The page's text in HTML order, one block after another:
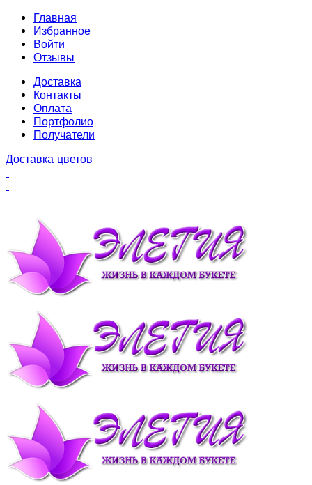
Главная
Избранное
Войти
Отзывы
Доставка
Контакты
Оплата
Портфолио
Получатели
Доставка цветов